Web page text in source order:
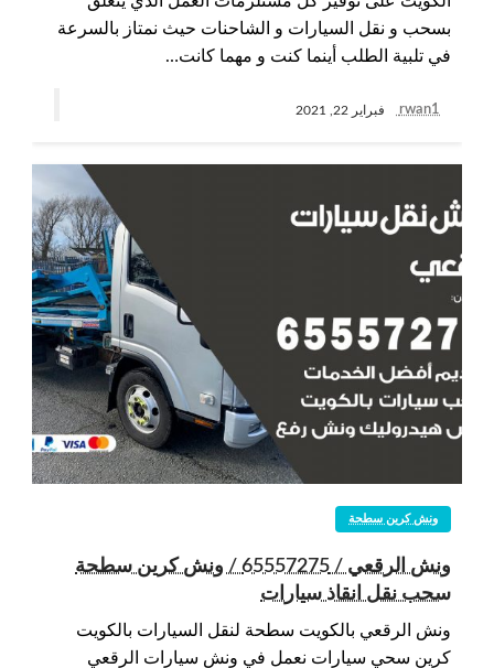
بسحب و نقل السيارات و الشاحنات حيث نمتاز بالسرعة
في تلبية الطلب أينما كنت و مهما كانت…
rwan1 فبراير 22, 2021
ونش كرين سطحة
ونش الرقعي / 65557275 / ونش كرين سطحة
سحب نقل انقاذ سيارات
ونش الرقعي بالكويت سطحة لنقل السيارات بالكويت
كرين سحي سيارات نعمل في ونش سيارات الرقعي